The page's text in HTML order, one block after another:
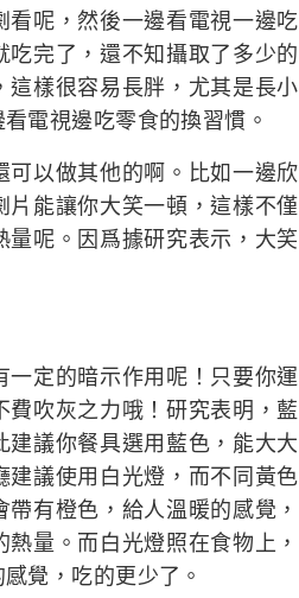
呢，然後一邊看電視一邊吃
完了，還不知攝取了多少的
樣很容易長胖，尤其是長小
電視邊吃零食的換習慣。
以做其他的啊。比如一邊欣
能讓你大笑一頓，這樣不僅
呢。因爲據研究表示，大笑
定的暗示作用呢！只要你運
吹灰之力哦！研究表明，藍
議你餐具選用藍色，能大大
議使用白光燈，而不同黃色
有橙色，給人溫暖的感覺，
量。而白光燈照在食物上，
覺，吃的更少了。